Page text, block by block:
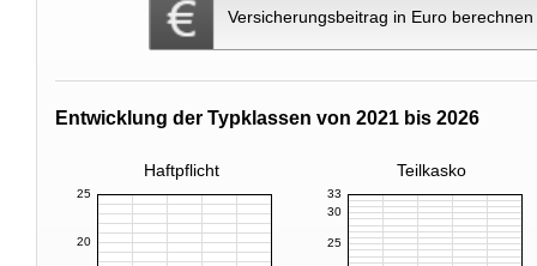
Versicherungsbeitrag in Euro berechnen
Entwicklung der Typklassen von 2021 bis 2026
Haftpflicht Teilkasko
20
25
25
30
33